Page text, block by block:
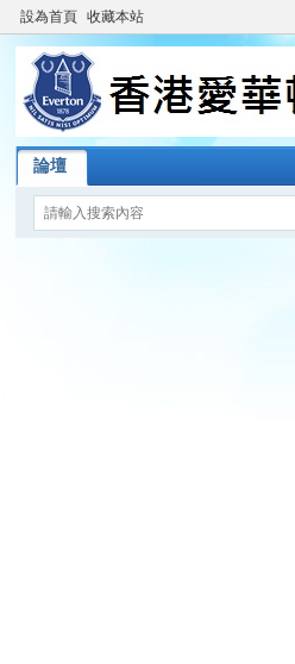
設為首頁 收藏本站
論壇